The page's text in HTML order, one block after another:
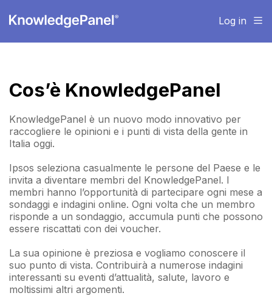
Log in
Cos’è KnowledgePanel
KnowledgePanel è un nuovo modo innovativo per
raccogliere le opinioni e i punti di vista della gente in
Italia oggi.
Ipsos seleziona casualmente le persone del Paese e le
invita a diventare membri del KnowledgePanel. I
membri hanno l’opportunità di partecipare ogni mese a
sondaggi e indagini online. Ogni volta che un membro
risponde a un sondaggio, accumula punti che possono
essere riscattati con dei voucher.
La sua opinione è preziosa e vogliamo conoscere il
suo punto di vista. Contribuirà a numerose indagini
interessanti su eventi d’attualità, salute, lavoro e
moltissimi altri argomenti.